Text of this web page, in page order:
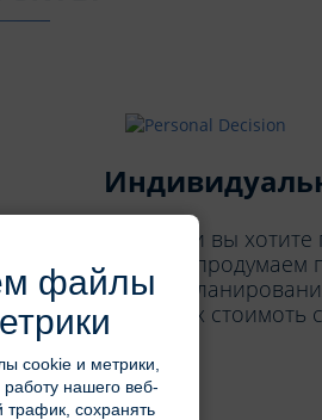
У вас есть идея и вы
Давайте обсудим,
сделаем! После
получите их стоимоть
файлы
cookie и метрики,
нашего веб-
трафик, сохранять